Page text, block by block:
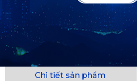
Chi tiết sản phẩm